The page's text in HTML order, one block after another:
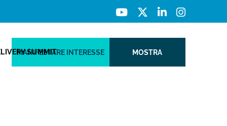
SUMMIT
MANIFESTARE INTERESSE MOSTRA